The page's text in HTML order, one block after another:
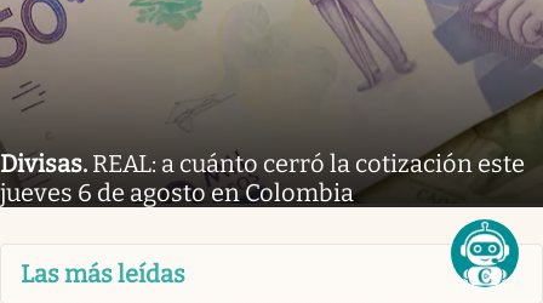
Divisas. REAL: a cuánto cerró la cotización este
jueves 6 de agosto en Colombia
Las más leídas